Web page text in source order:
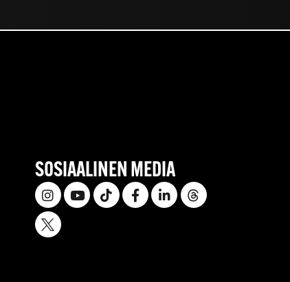
SOSIAALINEN MEDIA